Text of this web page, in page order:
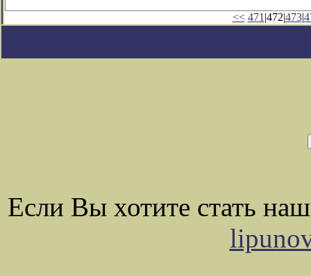
<< 471 |472|473|
Если Вы хотите стать